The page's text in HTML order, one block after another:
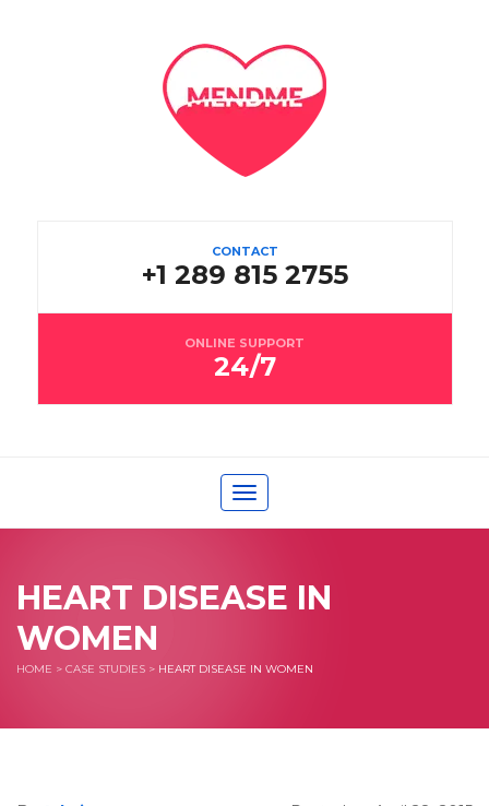
CONTACT
+1 289 815 2755
ONLINE SUPPORT
24/7
Toggle
navigation
HEART DISEASE IN
WOMEN
HOME > CASE STUDIES > HEART DISEASE IN WOMEN